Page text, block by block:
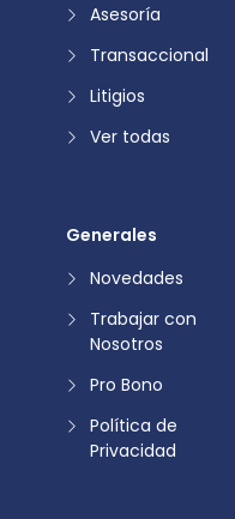
Asesoría
Transaccional
Litigios
Ver todas
Generales
Novedades
Trabajar con
Nosotros
Pro Bono
Política de
Privacidad